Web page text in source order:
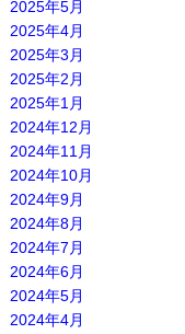
2025年5月
2025年4月
2025年3月
2025年2月
2025年1月
2024年12月
2024年11月
2024年10月
2024年9月
2024年8月
2024年7月
2024年6月
2024年5月
2024年4月